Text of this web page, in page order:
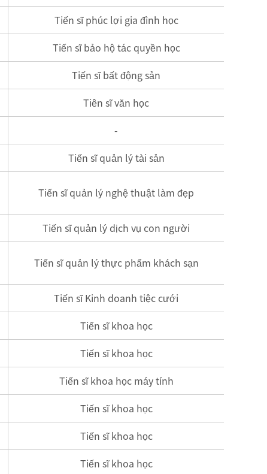
Tiến sĩ phúc lợi gia đình học
Tiến sĩ bảo hộ tác quyền học
Tiến sĩ bất động sản
Tiên sĩ văn học
-
Tiến sĩ quản lý tài sản
Tiến sĩ quản lý nghệ thuật làm đẹp
Tiến sĩ quản lý dịch vụ con người
Tiến sĩ quản lý thực phẩm khách sạn
Tiến sĩ Kinh doanh tiệc cưới
Tiến sĩ khoa học
Tiến sĩ khoa học
Tiến sĩ khoa học máy tính
Tiến sĩ khoa học
Tiến sĩ khoa học
Tiến sĩ khoa học